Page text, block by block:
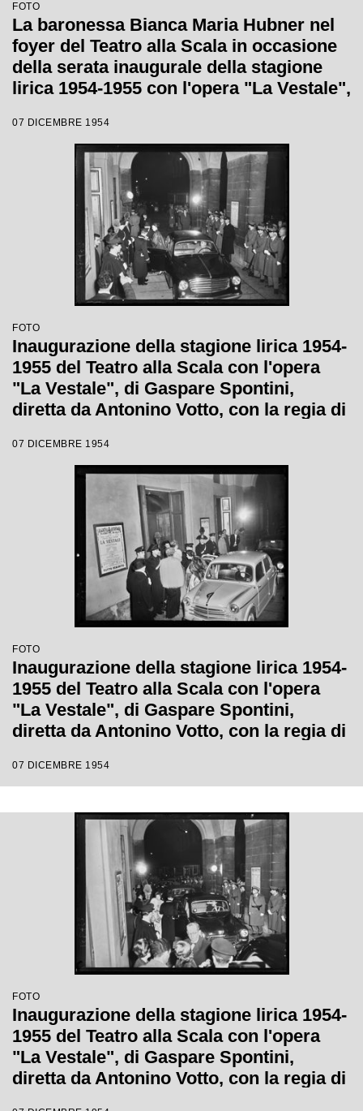
FOTO
La baronessa Bianca Maria Hubner nel
foyer del Teatro alla Scala in occasione
della serata inaugurale della stagione
lirica 1954-1955 con l'opera "La Vestale",
Votto, con la regia di Luchino Visconti
07 DICEMBRE 1954
FOTO
Inaugurazione della stagione lirica 1954-
1955 del Teatro alla Scala con l'opera
"La Vestale", di Gaspare Spontini,
diretta da Antonino Votto, con la regia di
07 DICEMBRE 1954
FOTO
Inaugurazione della stagione lirica 1954-
1955 del Teatro alla Scala con l'opera
"La Vestale", di Gaspare Spontini,
diretta da Antonino Votto, con la regia di
07 DICEMBRE 1954
FOTO
Inaugurazione della stagione lirica 1954-
1955 del Teatro alla Scala con l'opera
"La Vestale", di Gaspare Spontini,
diretta da Antonino Votto, con la regia di